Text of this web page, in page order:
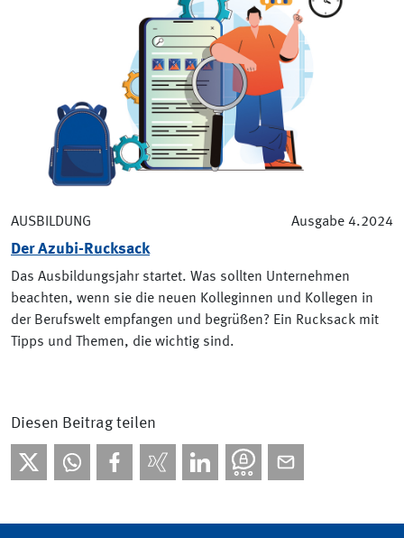
AUSBILDUNG Ausgabe 4.2024
Der Azubi-Rucksack
Das Ausbildungsjahr startet. Was sollten Unternehmen
beachten, wenn sie die neuen Kolleginnen und Kollegen in
der Berufswelt empfangen und begrüßen? Ein Rucksack mit
Tipps und Themen, die wichtig sind.
Diesen Beitrag teilen